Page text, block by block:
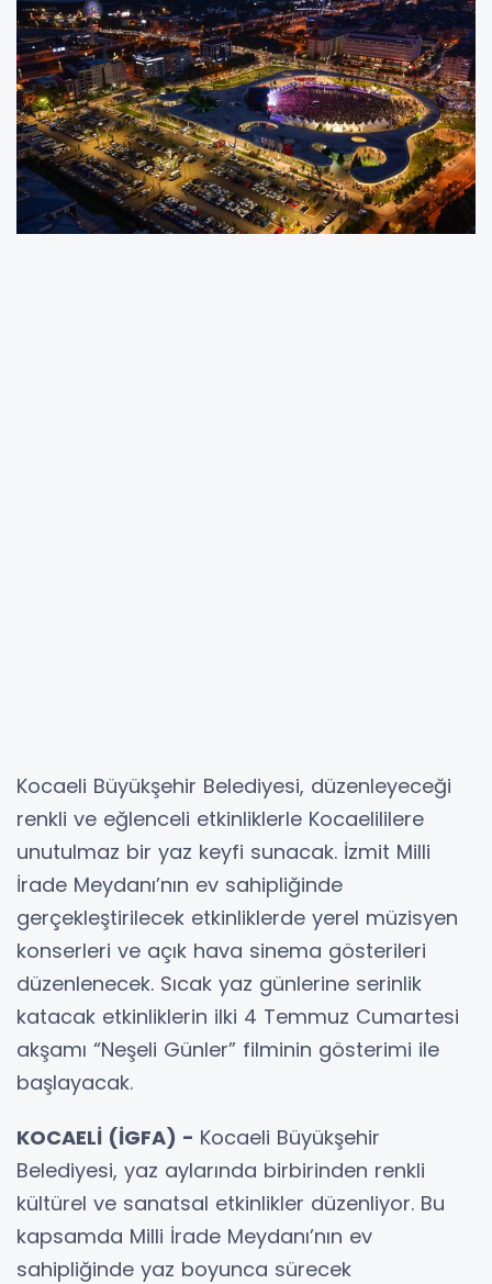
Kocaeli Büyükşehir Belediyesi, düzenleyeceği
renkli ve eğlenceli etkinliklerle Kocaelililere
unutulmaz bir yaz keyfi sunacak. İzmit Milli
İrade Meydanı’nın ev sahipliğinde
gerçekleştirilecek etkinliklerde yerel müzisyen
konserleri ve açık hava sinema gösterileri
düzenlenecek. Sıcak yaz günlerine serinlik
katacak etkinliklerin ilki 4 Temmuz Cumartesi
akşamı “Neşeli Günler” filminin gösterimi ile
başlayacak.
KOCAELİ (İGFA) - Kocaeli Büyükşehir
Belediyesi, yaz aylarında birbirinden renkli
kültürel ve sanatsal etkinlikler düzenliyor. Bu
kapsamda Milli İrade Meydanı’nın ev
sahipliğinde yaz boyunca sürecek